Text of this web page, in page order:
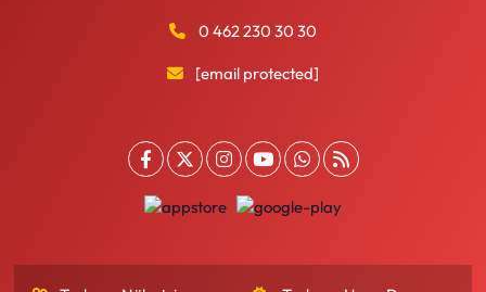
0 462 230 30 30
[email protected]